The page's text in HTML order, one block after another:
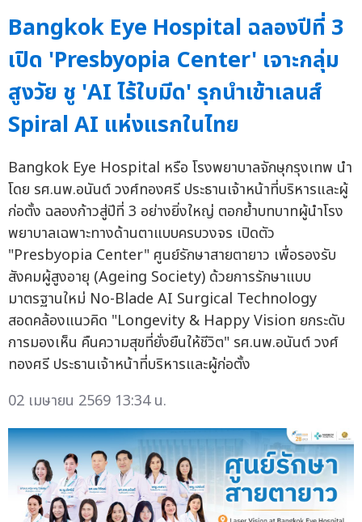
Bangkok Eye Hospital ฉลองปีที่ 3
เปิด 'Presbyopia Center' เจาะกลุ่ม
สูงวัย ชู 'AI ไร้ใบมีด' รุกนำเข้าเลนส์
Spiral AI แห่งแรกในไทย
Bangkok Eye Hospital หรือ โรงพยาบาลจักษุกรุงเทพ นำ
โดย รศ.นพ.อนันต์ วงศ์ทองศรี ประธานเจ้าหน้าที่บริหารและผู้
ก่อตั้ง ฉลองก้าวสู่ปีที่ 3 อย่างยิ่งใหญ่ ตอกย้ำบทบาทผู้นำโรง
พยาบาลเฉพาะทางด้านตาแบบครบวงจร เปิดตัว
"Presbyopia Center" ศูนย์รักษาสายตายาว เพื่อรองรับ
สังคมผู้สูงอายุ (Ageing Society) ด้วยการรักษาแบบ
มาตรฐานใหม่ No-Blade AI Surgical Technology
สอดคล้องแนวคิด "Longevity & Happy Vision ยกระดับ
การมองเห็น คืนความสุขที่ยั่งยืนให้ชีวิต" รศ.นพ.อนันต์ วงศ์
ทองศรี ประธานเจ้าหน้าที่บริหารและผู้ก่อตั้ง
02 เมษายน 2569 13:34 น.